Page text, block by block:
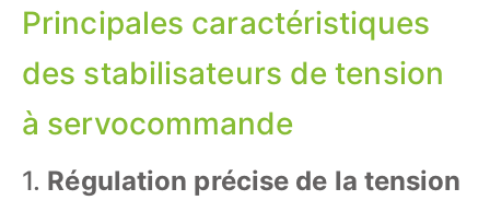
Principales caractéristiques
des stabilisateurs de tension
à servocommande
1. Régulation précise de la tension